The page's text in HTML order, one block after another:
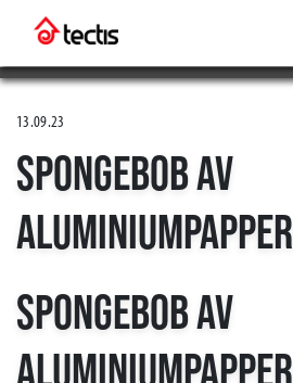
13.09.23
SPONGEBOB AV
ALUMINIUMPAPPER
SPONGEBOB AV
ALUMINIUMPAPPER